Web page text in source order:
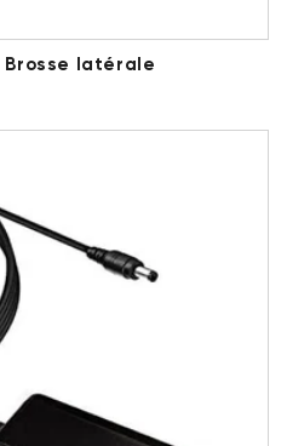
latérale